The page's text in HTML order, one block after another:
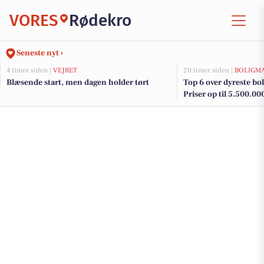
VORES Rødekro
Seneste nyt ›
4 timer siden | VEJRET
Blæsende start, men dagen holder tørt
20 timer siden |
Top 6 over dyreste
Priser op til